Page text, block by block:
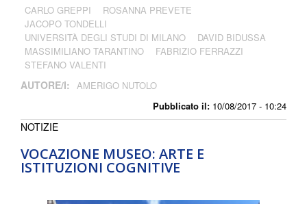
Pubblicato il: 10/08/2017 - 10:24
CARLO GREPPI
ROSANNA PREVETE
JACOPO TONDELLI
UNIVERSITÀ DEGLI STUDI DI MILANO
DAVID BIDUSSA
MASSIMILIANO TARANTINO
FABRIZIO FERRAZZI
STEFANO VALENTI
AUTORE/I: AMERIGO NUTOLO
VOCAZIONE MUSEO: ARTE E
ISTITUZIONI COGNITIVE
NOTIZIE